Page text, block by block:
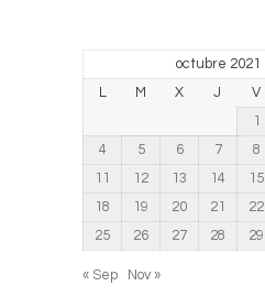
octubre 2021
L
M X J V
1
4
5 6 7 8
11
12 13 14 15
18
19 20 21 22
25
26 27 28 29
« Sep Nov »